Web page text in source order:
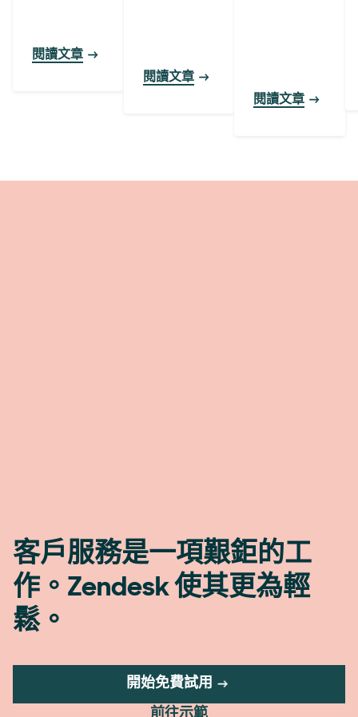
閱讀文章
閱讀文章
閱讀文章
客戶服務是一項艱鉅的工
作。Zendesk 使其更為輕
鬆。
開始免費試用